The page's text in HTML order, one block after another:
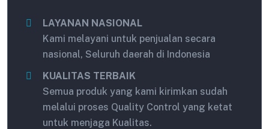
LAYANAN NASIONAL
Kami melayani untuk penjualan secara
nasional, Seluruh daerah di Indonesia
KUALITAS TERBAIK
Semua produk yang kami kirimkan sudah
melalui proses Quality Control yang ketat
untuk menjaga Kualitas.